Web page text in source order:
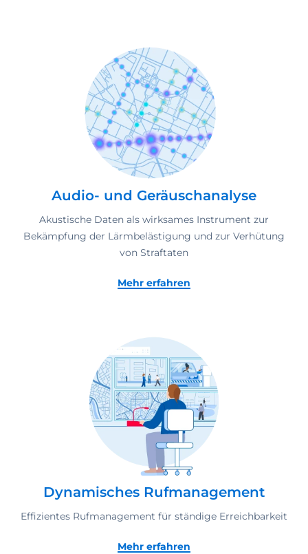
Audio- und Geräuschanalyse
Akustische Daten als wirksames Instrument zur
Bekämpfung der Lärmbelästigung und zur Verhütung
von Straftaten
Mehr erfahren
Dynamisches Rufmanagement
Effizientes Rufmanagement für ständige Erreichbarkeit
Mehr erfahren